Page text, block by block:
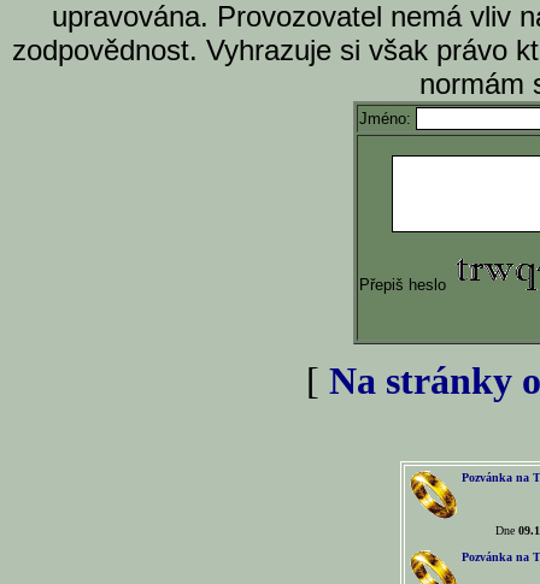
upravována. Provozovatel nemá vliv
zodpovědnost. Vyhrazuje si však právo
normám
Jméno:
Přepiš heslo
[ Na stránky
Pozvánka na
Dne
Pozvánka na